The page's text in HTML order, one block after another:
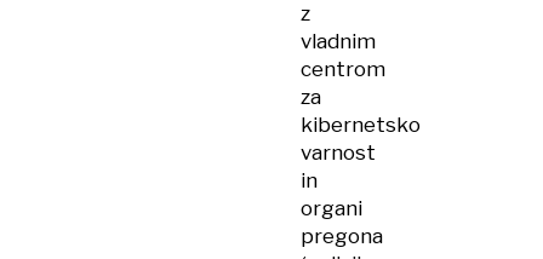
z
vladnim
centrom
za
kibernetsko
varnost
in
organi
pregona